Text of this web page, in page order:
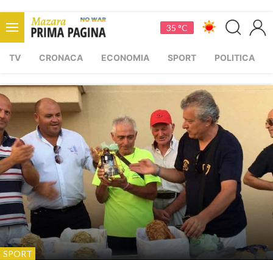
35 °C
TV CRONACA ECONOMIA SPORT POLITICA
SPORT